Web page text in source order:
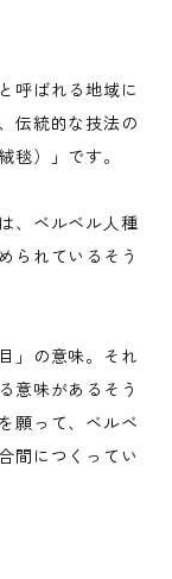
呼ばれる地域に
伝統的な技法の
毯）」です。
、ベルベル人種
られているそう
」の意味。それ
意味があるそう
願って、ベルベ
間につくってい